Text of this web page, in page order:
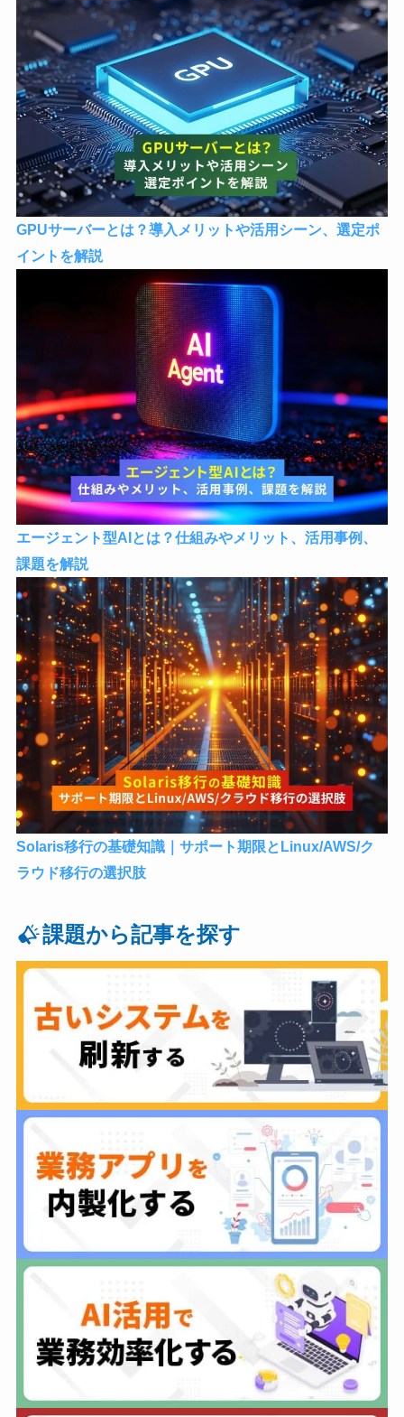
GPUサーバーとは？導入メリットや活用シーン、選定ポ
イントを解説
エージェント型AIとは？仕組みやメリット、活用事例、
課題を解説
Solaris移行の基礎知識｜サポート期限とLinux/AWS/ク
ラウド移行の選択肢
課題から記事を探す